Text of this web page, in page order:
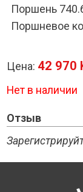
Поршень
Поршневое
Цена: 42 970
Нет в наличии
Отзыв